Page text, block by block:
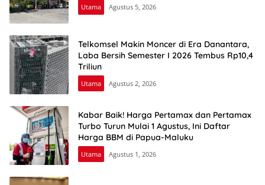
Utama Agustus 5, 2026
Telkomsel Makin Moncer di Era Danantara,
Laba Bersih Semester I 2026 Tembus Rp10,4
Triliun
Utama Agustus 2, 2026
Kabar Baik! Harga Pertamax dan Pertamax
Turbo Turun Mulai 1 Agustus, Ini Daftar
Harga BBM di Papua-Maluku
Utama Agustus 1, 2026